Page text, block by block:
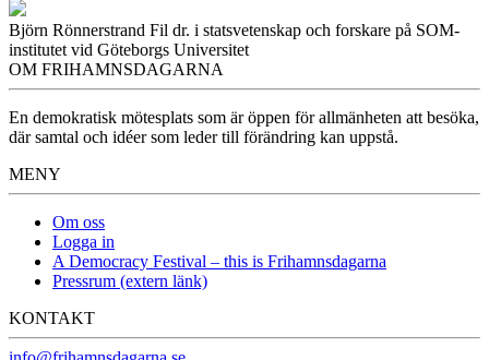
Björn Rönnerstrand Fil dr. i statsvetenskap och forskare på SOM-
institutet vid Göteborgs Universitet
OM FRIHAMNSDAGARNA
En demokratisk mötesplats som är öppen för allmänheten att besöka,
där samtal och idéer som leder till förändring kan uppstå.
MENY
Om oss
Logga in
A Democracy Festival – this is Frihamnsdagarna
Pressrum (extern länk)
KONTAKT